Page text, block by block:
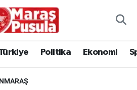
Politika Ekonomi